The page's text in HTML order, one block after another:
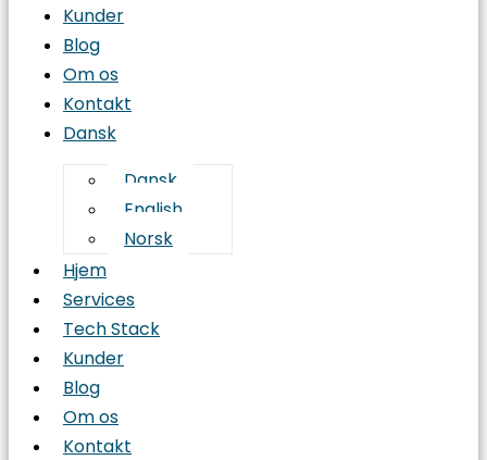
Kunder
Blog
Om os
Kontakt
Dansk
Dansk
English
Norsk
Hjem
Services
Tech Stack
Kunder
Blog
Om os
Kontakt